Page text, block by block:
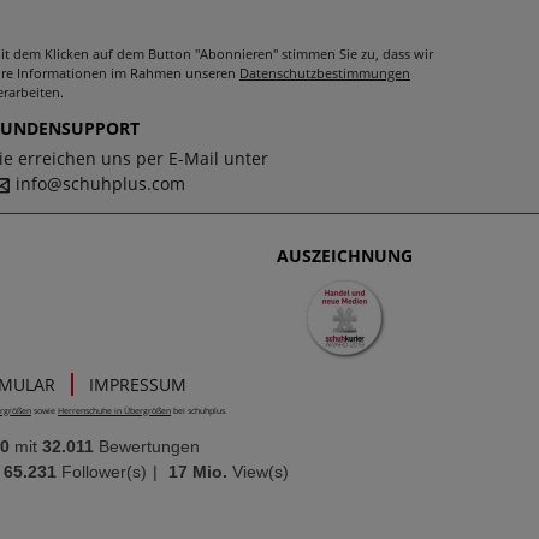
dem Klicken auf dem Button "Abonnieren" stimmen Sie zu, dass wir
Informationen im Rahmen unseren Datenschutzbestimmungen
erreichen uns per E-Mail unter
info@schuhplus.com
AUSZEICHNUNG
IMPRESSUM
sowie Herrenschuhe in Übergrößen bei schuhplus.
mit 32.011 Bewertungen
65.231 Follower(s) | 17 Mio. View(s)